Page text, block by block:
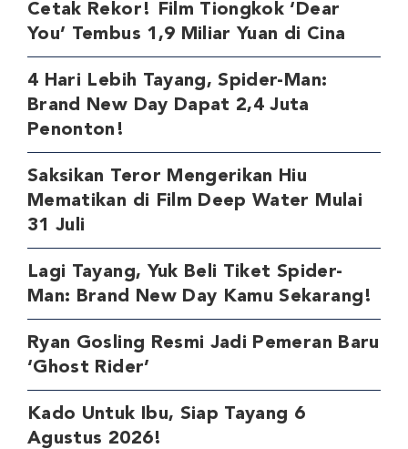
Cetak Rekor! Film Tiongkok ‘Dear
You’ Tembus 1,9 Miliar Yuan di Cina
4 Hari Lebih Tayang, Spider-Man:
Brand New Day Dapat 2,4 Juta
Penonton!
Saksikan Teror Mengerikan Hiu
Mematikan di Film Deep Water Mulai
31 Juli
Lagi Tayang, Yuk Beli Tiket Spider-
Man: Brand New Day Kamu Sekarang!
Ryan Gosling Resmi Jadi Pemeran Baru
‘Ghost Rider’
Kado Untuk Ibu, Siap Tayang 6
Agustus 2026!